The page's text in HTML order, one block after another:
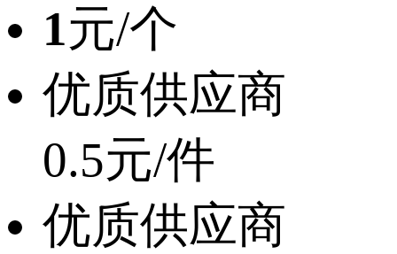
1元/个
优质供应商
0.5元/件
优质供应商